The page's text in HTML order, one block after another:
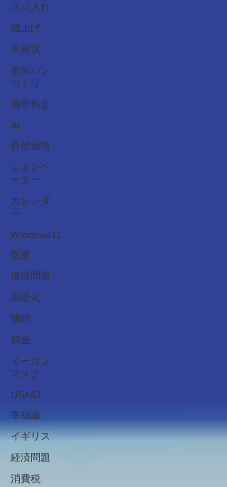
スジ入れ
値上げ
年賀状
生米パン
づくり
携帯料金
AI
自然栽培
シュンペ
ーター
カレンダ
ー
Windows11
医療
環境問題
温暖化
睡眠
税金
イーロン
マスク
USAID
幸福論
イギリス
経済問題
消費税